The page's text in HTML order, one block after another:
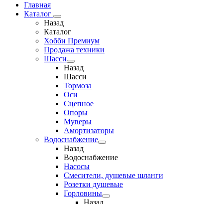
Главная
Каталог
Назад
Каталог
Хобби Премиум
Продажа техники
Шасси
Назад
Шасси
Тормоза
Оси
Сцепное
Опоры
Муверы
Амортизаторы
Водоснабжение
Назад
Водоснабжение
Насосы
Смесители, душевые шланги
Розетки душевые
Горловины
Назад